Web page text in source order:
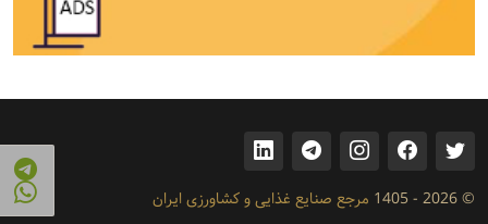
© 2026 - 1405 مرجع صنایع غذایی و کشاورزی ایران